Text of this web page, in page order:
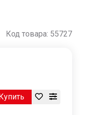
Код товара: 55727